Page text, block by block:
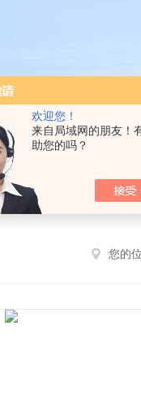
欢迎您！
来自局域网的朋友！
助您的吗？
您的